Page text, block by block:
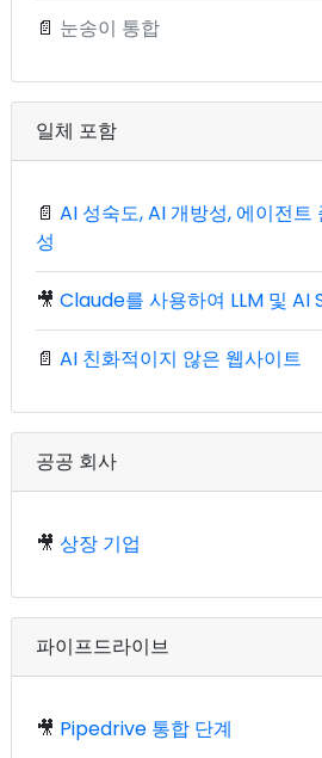
📄 눈송이 통합
일체 포함
📄 AI 성숙도, AI 개방성, 에이전트
성
🎥 Claude를 사용하여 LLM 및 AI
📄 AI 친화적이지 않은 웹사이트
공공 회사
🎥 상장 기업
파이프드라이브
🎥 Pipedrive 통합 단계